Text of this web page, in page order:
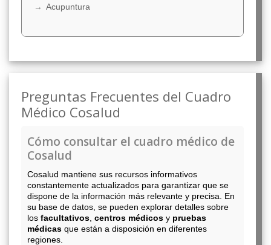
Acupuntura
Preguntas Frecuentes del Cuadro
Médico Cosalud
Cómo consultar el cuadro médico de
Cosalud
Cosalud mantiene sus recursos informativos
constantemente actualizados para garantizar que se
dispone de la información más relevante y precisa. En
su base de datos, se pueden explorar detalles sobre
los facultativos centros médicos y pruebas
médicas que están a disposición en diferentes
regiones.